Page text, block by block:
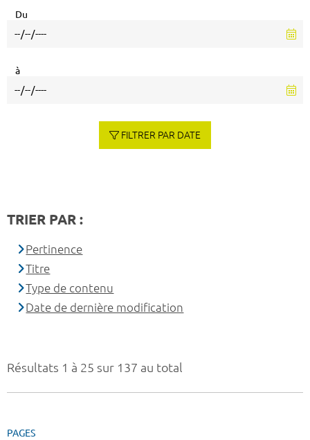
Résultats 1 à 25 sur 137 au total
PAGES
Du
à
FILTRER PAR DATE
TRIER PAR :
Pertinence
Titre
Type de contenu
Date de dernière modification